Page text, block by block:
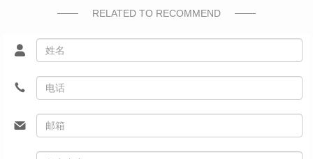
RELATED TO RECOMMEND